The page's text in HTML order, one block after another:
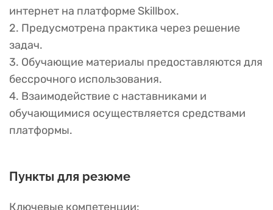
интернет на платформе Skillbox.
2. Предусмотрена практика через решение
задач.
3. Обучающие материалы предоставляются для
бессрочного использования.
4. Взаимодействие с наставниками и
обучающимися осуществляется средствами
платформы.
Пункты для резюме
Ключевые компетенции: